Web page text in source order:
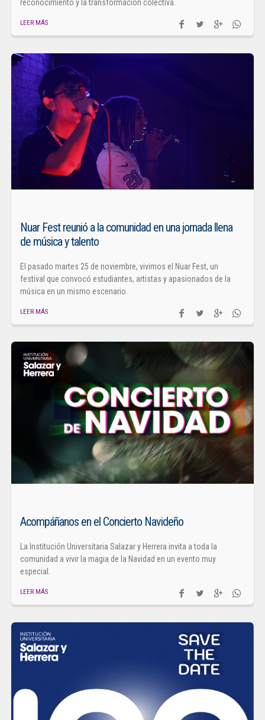
reconocimiento y la transformación colectiva.
LEER MÁS
Nuar Fest reunió a la comunidad en una jornada llena
de música y talento
El pasado martes 25 de noviembre, vivimos el Nuar Fest, un
festival que convocó estudiantes, artistas y apasionados de la
música en un mismo escenario.
LEER MÁS
Acompáñanos en el Concierto Navideño
La Institución Universitaria Salazar y Herrera invita a toda la
comunidad a vivir la magia de la Navidad en un evento muy
especial.
LEER MÁS